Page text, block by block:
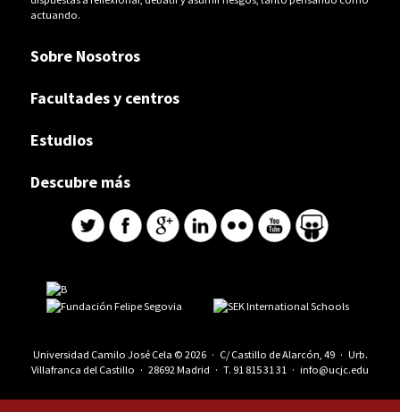
actuando.
Sobre Nosotros
Facultades y centros
Estudios
Descubre más
Universidad Camilo José Cela © 2026 · C/ Castillo de Alarcón, 49 · Urb.
Villafranca del Castillo · 28692 Madrid · T. 91 815 31 31 · info@ucjc.edu